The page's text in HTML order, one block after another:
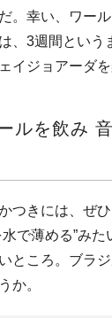
。幸い、ワー
、3週間という
イジョアーダ
ルを飲み
つきには、ぜ
で薄める”み
ところ。ブラ
か。